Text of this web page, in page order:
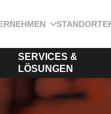
STANDORTE
SERVICES &
LÖSUNGEN